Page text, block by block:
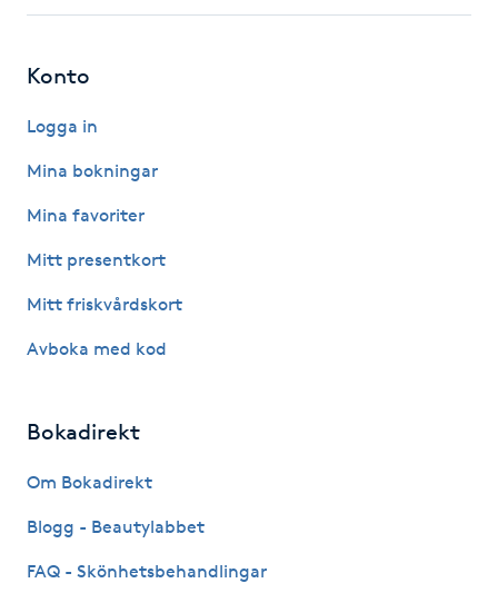
Hollywood Peel
Hot Stone Massage
Hot yoga
Hudföryngring
Huduppstramning
Hypnos
Hårborttagning
Konto
Logga in
Mina bokningar
Mina favoriter
Mitt presentkort
Mitt friskvårdskort
Avboka med kod
Bokadirekt
Om Bokadirekt
Blogg - Beautylabbet
FAQ - Skönhetsbehandlingar